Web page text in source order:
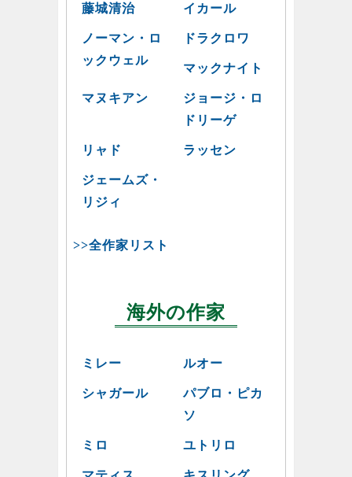
藤城清治 イカール
ノーマン・ロ
ックウェル
ドラクロワ
マックナイト
マヌキアン
ジョージ・ロ
ドリーゲ
リャド ラッセン
ジェームズ・
リジィ
>>全作家リスト
海外の作家
ミレー ルオー
シャガール
パブロ・ピカ
ソ
ミロ ユトリロ